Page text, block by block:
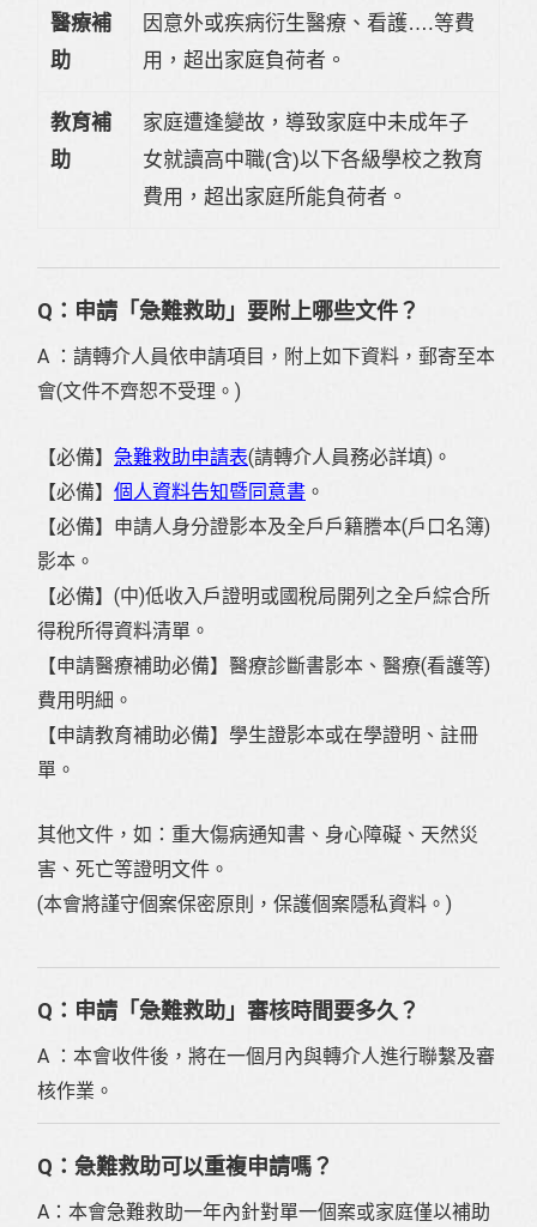
醫療補
助
因意外或疾病衍生醫療、看護….等費
用，超出家庭負荷者。
教育補
助
家庭遭逢變故，導致家庭中未成年子
女就讀高中職(含)以下各級學校之教育
費用，超出家庭所能負荷者。
Q：申請「急難救助」要附上哪些文件？
A ：請轉介人員依申請項目，附上如下資料，郵寄至本
會(文件不齊恕不受理。)
【必備】 急難救助申請表(請轉介人員務必詳填)。
【必備】 個人資料告知暨同意書 。
【必備】申請人身分證影本及全戶戶籍謄本(戶口名簿)
影本。
【必備】(中)低收入戶證明或國稅局開列之全戶綜合所
得稅所得資料清單。
【申請醫療補助必備】醫療診斷書影本、醫療(看護等)
費用明細。
【申請教育補助必備】學生證影本或在學證明、註冊
單。
其他文件，如：重大傷病通知書、身心障礙、天然災
害、死亡等證明文件。
(本會將謹守個案保密原則，保護個案隱私資料。)
Q：申請「急難救助」審核時間要多久？
A ：本會收件後，將在一個月內與轉介人進行聯繫及審
核作業。
Q：急難救助可以重複申請嗎？
A：本會急難救助一年內針對單一個案或家庭僅以補助